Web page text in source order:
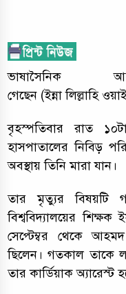
গেছেন (ইন্না লিল্লাহি
বৃহস্পতিবার রাত
হাসপাতালের নিবিড়
অবস্থায় তিনি মারা যান।
তার মৃত্যুর বিষয়টি
বিশ্ববিদ্যালয়ের
সেপ্টেম্বর থেকে
ছিলেন। গতকাল তাকে
তার কার্ডিয়াক অ্যারেস্ট